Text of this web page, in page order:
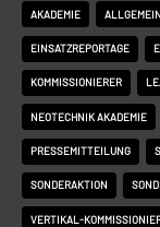
AKADEMIE ALLGEMEIN
EINSATZREPORTAGE
KOMMISSIONIERER
NEOTECHNIK AKADEMIE
PRESSEMITTEILUNG
SONDERAKTION
VERTIKAL-